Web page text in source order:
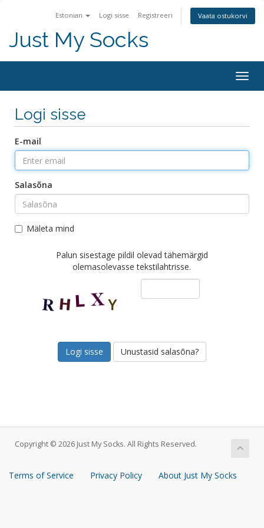
Estonian Logi sisse Registreeri Vaata ostukorvi
Just My Socks
Logi sisse
E-mail
Salasõna
Mäleta mind
Palun sisestage pildil olevad tähemärgid
olemasolevasse tekstilahtrisse.
Unustasid salasõna?
Copyright © 2026 Just My Socks. All Rights Reserved.
Terms of Service Privacy Policy About Just My Socks